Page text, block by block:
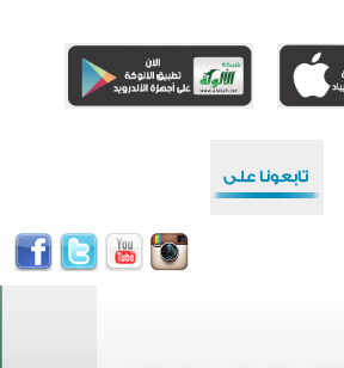
أستراليا يفتتح أبوابه بعد سنوات من العمل والعطاء
متميزة في بنغلاديش بمشاركة 3000 متسابق